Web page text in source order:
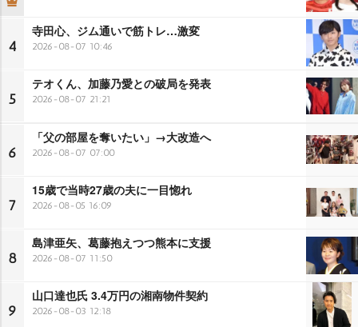
4
寺田心、ジム通いで筋トレ…激変
2026-08-07 10:46
5
テオくん、加藤乃愛との破局を発表
2026-08-07 21:21
6
「父の部屋を奪いたい」→大改造へ
2026-08-07 07:00
7
15歳で当時27歳の夫に一目惚れ
2026-08-05 16:09
8
島津亜矢、葛藤抱えつつ熊本に支援
2026-08-07 11:50
9
山口達也氏 3.4万円の湘南物件契約
2026-08-03 12:18